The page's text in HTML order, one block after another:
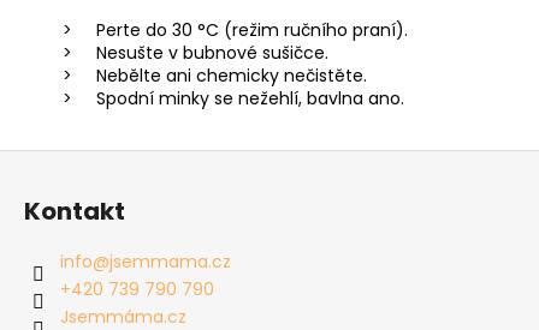
Perte do 30 °C (režim ručního praní).
Nesušte v bubnové sušičce.
Nebělte ani chemicky nečistěte.
Spodní minky se nežehlí, bavlna ano.
Z
Kontakt
info@jsemmama.cz
+420 739 790 790
Jsemmáma.cz